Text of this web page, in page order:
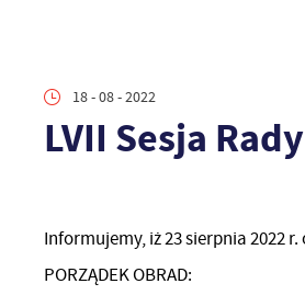
18 - 08 - 2022
LVII Sesja
Informujemy, iż 23 sierpnia 2022
PORZĄDEK OBRAD: